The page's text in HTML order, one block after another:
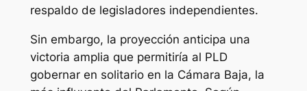
respaldo de legisladores independientes.
Sin embargo, la proyección anticipa una
victoria amplia que permitiría al PLD
gobernar en solitario en la Cámara Baja, la